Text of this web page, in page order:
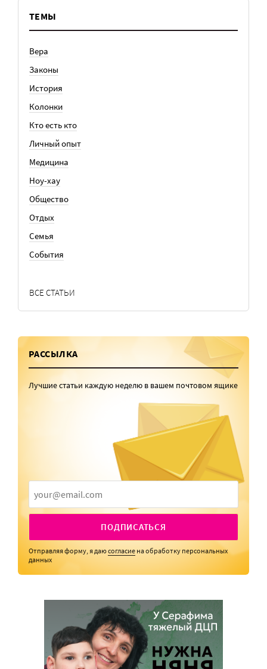
ТЕМЫ
Вера
Законы
История
Колонки
Кто есть кто
Личный опыт
Медицина
Ноу-хау
Общество
Отдых
Семья
События
ВСЕ СТАТЬИ
РАССЫЛКА
Лучшие статьи каждую неделю в вашем почтовом ящике
ПОДПИСАТЬСЯ
Отправляя форму, я даюсогласие на обработку персональных
данных